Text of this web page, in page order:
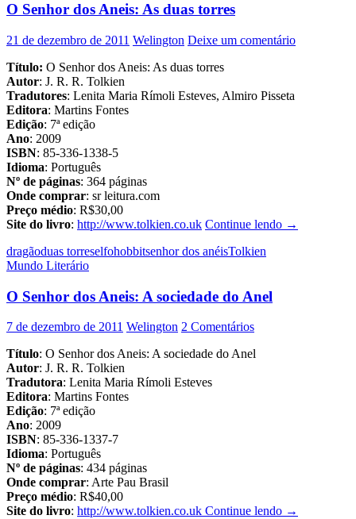
rei
O Senhor dos Aneis: As duas torres
21 de dezembro de 2011 Welington Deixe um comentário
Título: O Senhor dos Aneis: As duas torres
Autor: J. R. R. Tolkien
Tradutores: Lenita Maria Rímoli Esteves, Almiro Pisseta
Editora: Martins Fontes
Edição: 7ª edição
Ano: 2009
ISBN: 85-336-1338-5
Idioma: Português
Nº de páginas: 364 páginas
Onde comprar: sr leitura.com
Preço médio: R$30,00
Site do livro: http://www.tolkien.co.uk Continue lendo O
→
dragãoduas torreselfohobbitsenhor dos anéisTolkien
Mundo Literário
O Senhor dos Aneis: A sociedade do Anel
7 de dezembro de 2011 Welington 2 Comentários
Título: O Senhor dos Aneis: A sociedade do Anel
Autor: J. R. R. Tolkien
Tradutora: Lenita Maria Rímoli Esteves
Editora: Martins Fontes
Edição: 7ª edição
Ano: 2009
ISBN: 85-336-1337-7
Idioma: Português
Nº de páginas: 434 páginas
Onde comprar: Arte Pau Brasil
Preço médio: R$40,00
Site do livro: http://www.tolkien.co.uk Continue lendo O
→